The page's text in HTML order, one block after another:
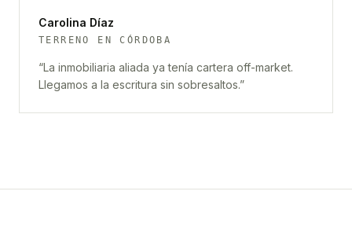
Carolina Díaz
TERRENO EN CÓRDOBA
“La inmobiliaria aliada ya tenía cartera off-market.
Llegamos a la escritura sin sobresaltos.”